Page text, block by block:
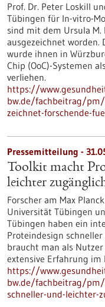
Prof. Dr. Peter Loskill
Tübingen für In-vitro-
sind mit dem Ursula M.
ausgezeichnet
wurde ihnen in
Chip (OoC)-Systemen
verliehen.
https://
bw.de/fachbeitrag/pm/
zeichnet-forschende-
Pressemitteilung -
Toolkit macht
leichter
Forscher am Max
Universität Tübingen
Tübingen haben ein
Proteindesign
braucht man als
extensive Erfahrung im
https://
bw.de/fachbeitrag/
schneller-und-leichter-